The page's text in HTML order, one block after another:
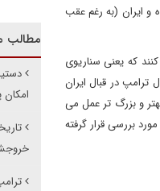
و ایران (به رغم عقب
مذاکره کنند که یعنی سناریوی
در قبال ایران
و بزرگ تر عمل می
بررسی قرار گرفته
مطالب
خروجش